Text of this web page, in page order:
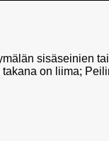
sisäseinien
on liima;